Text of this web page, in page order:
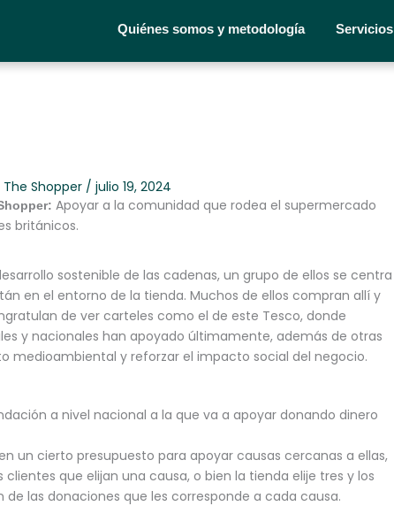
Quiénes somos y metodología Servicios
The Shopper /julio 19, 2024
Apoyar a la comunidad que rodea el supermercado
británicos.
sostenible de las cadenas, un grupo de ellos se centra
en el entorno de la tienda. Muchos de ellos compran allí y
de ver carteles como el de este Tesco, donde
y nacionales han apoyado últimamente, además de otras
medioambiental y reforzar el impacto social del negocio.
a nivel nacional a la que va a apoyar donando dinero
un cierto presupuesto para apoyar causas cercanas a ellas,
clientes que elijan una causa, o bien la tienda elije tres y los
las donaciones que les corresponde a cada causa.